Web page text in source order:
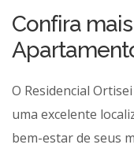
Confira
O Residencial
uma excelente
bem-estar de seus